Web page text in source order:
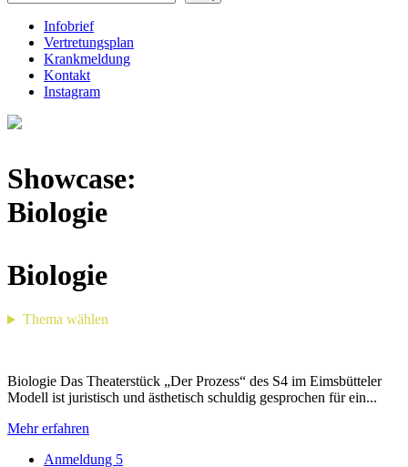
Infobrief
Vertretungsplan
Krankmeldung
Kontakt
Instagram
Showcase:
Biologie
Biologie
Thema wählen
Biologie Das Theaterstück „Der Prozess“ des S4 im Eimsbütteler
Modell ist juristisch und ästhetisch schuldig gesprochen für ein...
Mehr erfahren
Anmeldung 5